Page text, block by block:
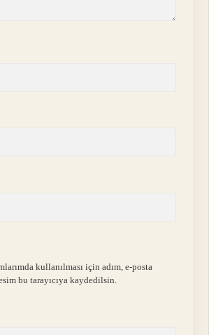
kullanılması için adım, e-posta
bu tarayıcıya kaydedilsin.